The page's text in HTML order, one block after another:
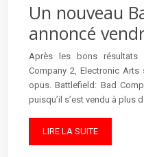
Un nouveau
annoncé
Après les bons résultats
Company 2, Electronic Arts
opus. Battlefield: Bad
puisqu’il s’est vendu à plus
LIRE LA SUITE